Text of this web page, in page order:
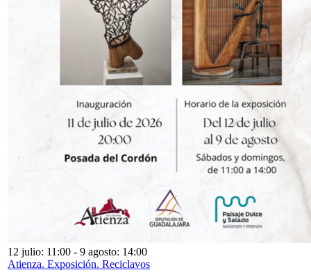
12 julio: 11:00 - 9 agosto: 14:00
Atienza. Exposición. Reciclavos